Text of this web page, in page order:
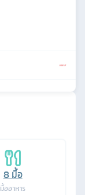
8มื้อ
มื้ออาหาร